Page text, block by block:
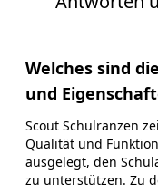
Welches sind
und
Scout Schulranzen
Qualität und
ausgelegt, den
zu unterstützen. Zu